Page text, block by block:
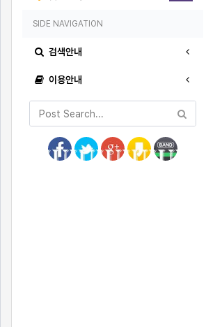
SIDE NAVIGATION
검색안내
이용안내